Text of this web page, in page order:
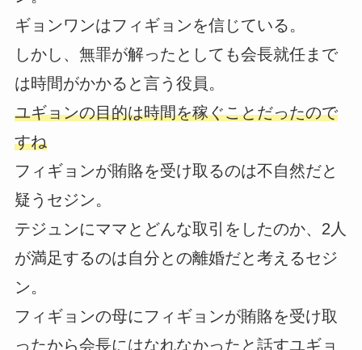
ギョンワンはフィギョンを信じている。
しかし、無罪が解ったとしても会長就任まで
は時間がかかると言う役員。
ユギョンの目的は時間を稼ぐことだったので
すね
フィギョンが賄賂を受け取るのは不自然だと
疑うセジン。
テジュンにママとどんな取引をしたのか、2人
が満足するのは自分との離婚だと考えるセジ
ン。
フィギョンの母にフィギョンが賄賂を受け取
ったから会長にはなれなかったと話すユギョ